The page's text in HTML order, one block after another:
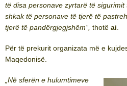
të disa personave zyrtarë të
shkak të personave të tjerë të
tjerë të pandërgjegjshëm”, thotë ai
Për të prekurit organizata më e
Maqedonisë.
„Në sferën e hulumtimeve